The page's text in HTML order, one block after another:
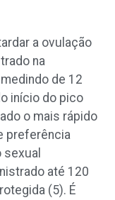
a ovulação
na
de 12
início do pico
o mais rápido
preferência
sexual
até 120
(5). É